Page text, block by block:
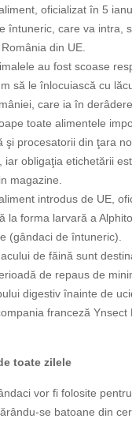
oficializat în 5
întuneric, care va intra,
din UE.
au fost scoase
să le înlocuiască cu
care ia în
toate alimentele
şi procesatorii din ţara
iar obligaţia etichetării
magazine.
introdus de UE,
la forma larvară a
(gândaci de întuneric).
de făină sunt
de repaus de
digestiv înainte de
franceză
toate zilele
vor fi folosite
se batoane din